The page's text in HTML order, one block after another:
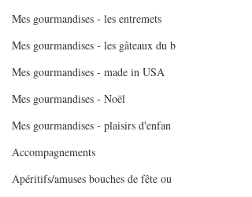
Mes gourmandises - les entremets
Mes gourmandises - les gâteaux du b
Mes gourmandises - made in USA
Mes gourmandises - Noël
Mes gourmandises - plaisirs d'enfan
Accompagnements
Apéritifs/amuses bouches de fête ou